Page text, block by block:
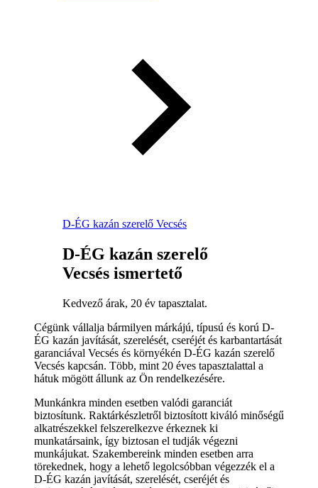
D-ÉG kazán szerelő Vecsés
D-ÉG kazán szerelő
Vecsés ismertető
Kedvező árak, 20 év tapasztalat.
Cégünk vállalja bármilyen márkájú, típusú és korú D-
ÉG kazán javítását, szerelését, cseréjét és karbantartását
garanciával Vecsés és környékén D-ÉG kazán szerelő
Vecsés kapcsán. Több, mint 20 éves tapasztalattal a
hátuk mögött állunk az Ön rendelkezésére.
Munkánkra minden esetben valódi garanciát
biztosítunk. Raktárkészletről biztosított kiváló minőségű
alkatrészekkel felszerelkezve érkeznek ki
munkatársaink, így biztosan el tudják végezni
munkájukat. Szakembereink minden esetben arra
törekednek, hogy a lehető legolcsóbban végezzék el a
D-ÉG kazán javítását, szerelését, cseréjét és